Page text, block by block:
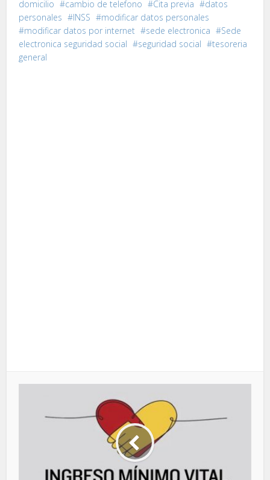
domicilio cambio de telefono Cita previa
datos
personales
INSS
modificar datos personales
modificar datos por internet
sede electronica
Sede
electronica seguridad social
seguridad social
tesoreria
general